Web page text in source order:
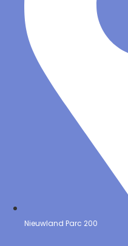
Nieuwland Parc 200